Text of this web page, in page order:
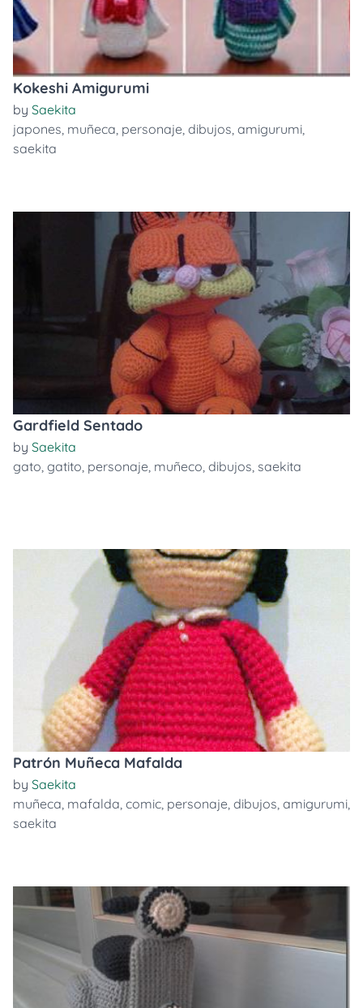
Kokeshi Amigurumi
by Saekita
japones, muñeca, personaje, dibujos, amigurumi,
saekita
Gardfield Sentado
by Saekita
gato, gatito, personaje, muñeco, dibujos, saekita
Patrón Muñeca Mafalda
by Saekita
muñeca, mafalda, comic, personaje, dibujos, amigurumi,
saekita